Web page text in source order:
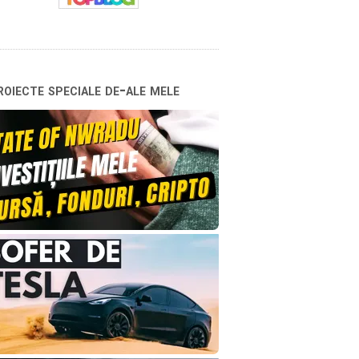
speciale de-ale mele